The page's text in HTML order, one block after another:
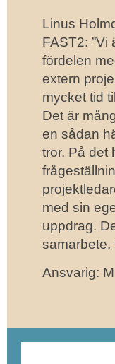
Linus
FAST2: ”Vi
fördelen
extern
mycket tid
Det är
en sådan
tror. På det
med sin
uppdrag.
samarbete,
Ansvarig: